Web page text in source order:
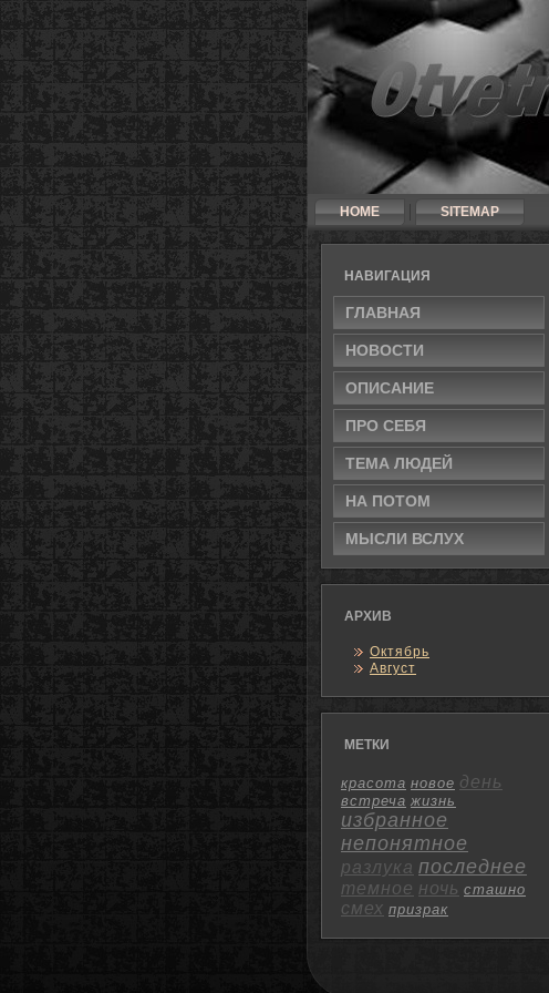
HOME SITEMAP
НАВИГАЦИЯ
ГЛАВНАЯ
НОВΟСТИ
ОПИСАНИЕ
ПРΟ СЕБЯ
ТЕМА ЛЮДЕЙ
НА ПОТΟМ
МЫСЛИ ВСЛУХ
АРХИВ
Октябрь
Август
МЕТКИ
красота новое день
встреча жизнь
избранное
непонятное
разлука последнее
темное ночь сташно
смех призрак